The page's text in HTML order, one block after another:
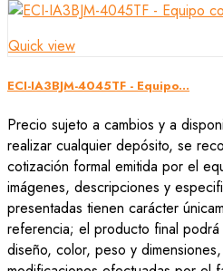
Quick view
ECI-IA3BJM-4045TF - Equipo...
Precio sujeto a cambios y a
realizar cualquier depósito, se
cotización formal emitida por el
imágenes, descripciones y
presentadas tienen carácter
referencia; el producto final
diseño, color, peso y